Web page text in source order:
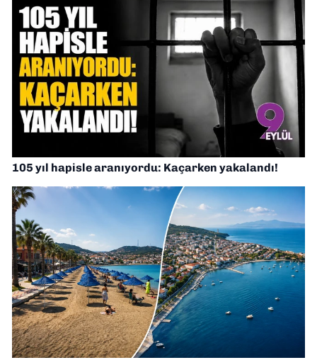
105 yıl hapisle aranıyordu: Kaçarken yakalandı!